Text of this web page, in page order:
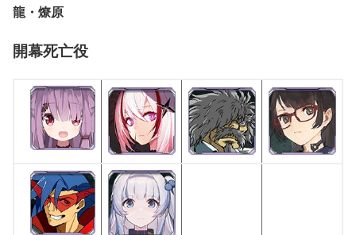
龍・燎原
開幕死亡役